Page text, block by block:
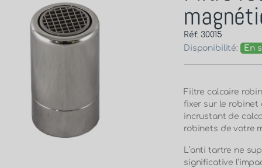
Réf: 30015
Disponibilité:
En
Filtre calcaire
fixer sur le robinet
incrustant de
robinets de votre
L’anti tartre ne
significative